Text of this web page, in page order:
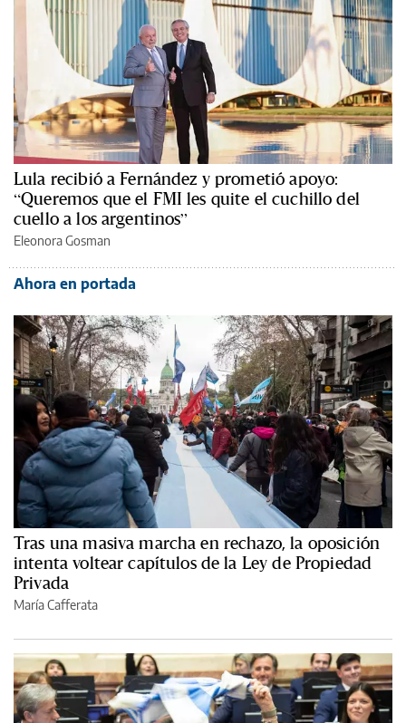
Lula recibió a Fernández y prometió apoyo:
“Queremos que el FMI les quite el cuchillo del
cuello a los argentinos”
Eleonora Gosman
Ahora en portada
Tras una masiva marcha en rechazo, la oposición
intenta voltear capítulos de la Ley de Propiedad
Privada
María Cafferata